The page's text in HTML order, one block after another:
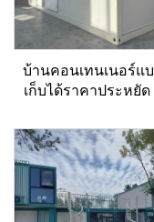
บ้านคอนเทนเนอร์แ
เก็บได้ราคาประหยั
แบบคอนเทนเนอ